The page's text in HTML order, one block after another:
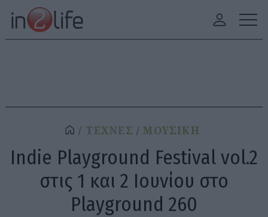
ΤΕΧΝΕΣ ΜΟΥΣΙΚΗ
Indie Playground Festival vol.2
στις 1 και 2 Ιουνίου στο
Playground 260